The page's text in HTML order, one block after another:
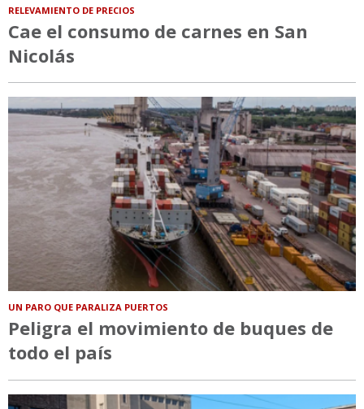
RELEVAMIENTO DE PRECIOS
Cae el consumo de carnes en San
Nicolás
UN PARO QUE PARALIZA PUERTOS
Peligra el movimiento de buques de
todo el país